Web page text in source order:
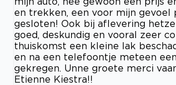
en trekken, een voor mijn gevoel
gesloten! Ook bij aflevering
goed, deskundig en vooral zeer
thuiskomst een kleine lak
en na een telefoontje meteen
gekregen. Unne groete merci
Etienne Kiestra!!